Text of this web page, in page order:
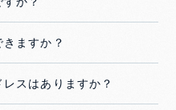
ますか？
スはありますか？